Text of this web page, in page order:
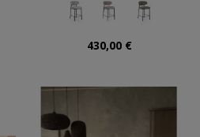
430,00 €